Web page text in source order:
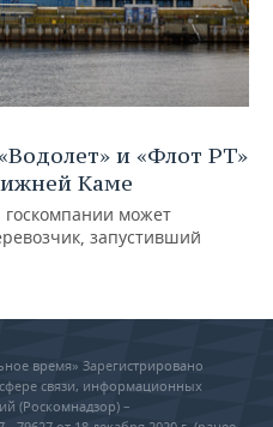
и «Флот РТ»
Каме
госкомпании может
запустивший
время» Зарегистрировано
связи, информационных
(Роскомнадзор) –